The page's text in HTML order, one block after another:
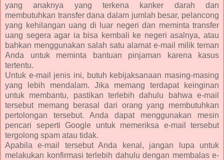
yang anaknya yang terkena kanker darah dan
membutuhkan transfer dana dalam jumlah besar, pelancong
yang kehilangan uang di luar negeri dan meminta transfer
uang segera agar ia bisa kembali ke negeri asalnya, atau
bahkan menggunakan salah satu alamat e-mail milik teman
Anda untuk meminta bantuan pinjaman karena kasus
tertentu.
Untuk e-mail jenis ini, butuh kebijaksanaan masing-masing
yang lebih mendalam. Jika memang terdapat keinginan
untuk membantu, pastikan terlebih dahulu bahwa e-mail
tersebut memang berasal dari orang yang membutuhkan
pertolongan tersebut. Anda dapat menggunakan mesin
pencari seperti Google untuk memeriksa e-mail tersebut
tergolong spam atau tidak.
Apabila e-mail tersebut Anda kenal, jangan lupa untuk
melakukan konfirmasi terlebih dahulu dengan membalas e-